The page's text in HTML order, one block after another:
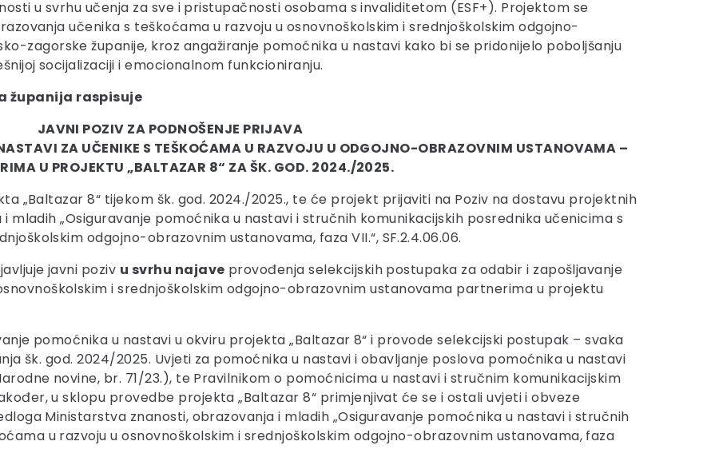
u svrhu učenja za sve i pristupačnosti osobama s invaliditetom (ESF+). Projektom se
učenika s teškoćama u razvoju u osnovnoškolskim i srednjoškolskim odgojno-
zagorske županije, kroz angažiranje pomoćnika u nastavi kako bi se pridonijelo poboljšanju
socijalizaciji i emocionalnom funkcioniranju.
županija raspisuje
JAVNI POZIV ZA PODNOŠENJE PRIJAVA
ZA UČENIKE S TEŠKOĆAMA U RAZVOJU U ODGOJNO-OBRAZOVNIM USTANOVAMA –
U PROJEKTU „BALTAZAR 8“ ZA ŠK. GOD. 2024./2025.
„Baltazar 8“ tijekom šk. god. 2024./2025., te će projekt prijaviti na Poziv na dostavu projektnih
„Osiguravanje pomoćnika u nastavi i stručnih komunikacijskih posrednika učenicima s
odgojno-obrazovnim ustanovama, faza VII.“, SF.2.4.06.06.
javni poziv u svrhu najave provođenja selekcijskih postupaka za odabir i zapošljavanje
i srednjoškolskim odgojno-obrazovnim ustanovama partnerima u projektu
pomoćnika u nastavi u okviru projekta „Baltazar 8“ i provode selekcijski postupak – svaka
šk. god. 2024/2025. Uvjeti za pomoćnika u nastavi i obavljanje poslova pomoćnika u nastavi
novine, br. 71/23.), te Pravilnikom o pomoćnicima u nastavi i stručnim komunikacijskim
u sklopu provedbe projekta „Baltazar 8“ primjenjivat će se i ostali uvjeti i obveze
Ministarstva znanosti, obrazovanja i mladih „Osiguravanje pomoćnika u nastavi i stručnih
u razvoju u osnovnoškolskim i srednjoškolskim odgojno-obrazovnim ustanovama, faza